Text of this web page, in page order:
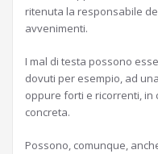
ritenuta la responsabile
avvenimenti.
I mal di testa possono
dovuti per esempio, ad
oppure forti e ricorrenti, in
concreta.
Possono, comunque,